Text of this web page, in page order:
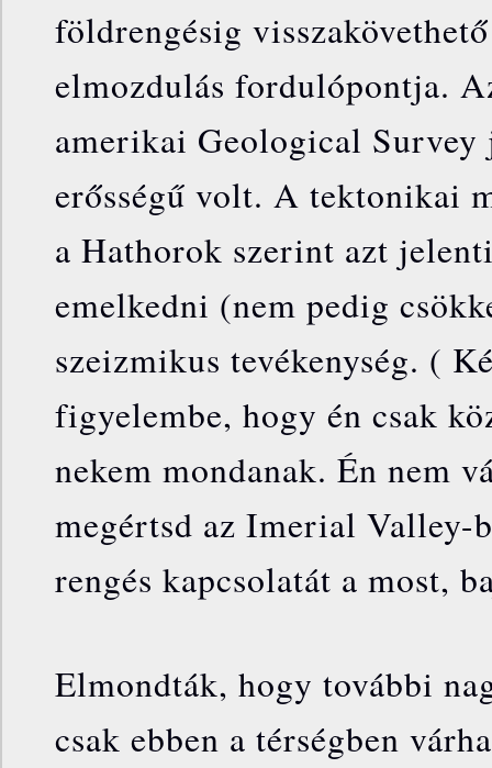
földrengésig
elmozdulás fordulópontja.
amerikai Geological Survey
erősségű volt. A tektonikai
a Hathorok szerint azt
emelkedni (nem pedig
szeizmikus tevékenység. (
figyelembe, hogy én csak
nekem mondanak. Én nem
megértsd az Imerial Valley-
rengés kapcsolatát a most,
Elmondták, hogy további
csak ebben a térségben